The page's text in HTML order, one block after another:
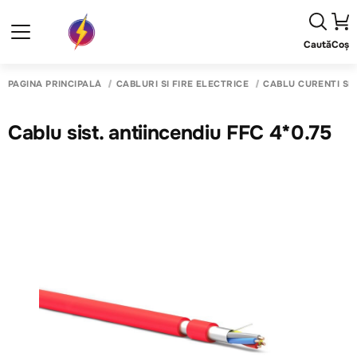
CautăCoș
PAGINA PRINCIPALĂ CABLURI SI FIRE ELECTRICE CABLU CURENTI
Cablu sist. antiincendiu FFC 4*0.75